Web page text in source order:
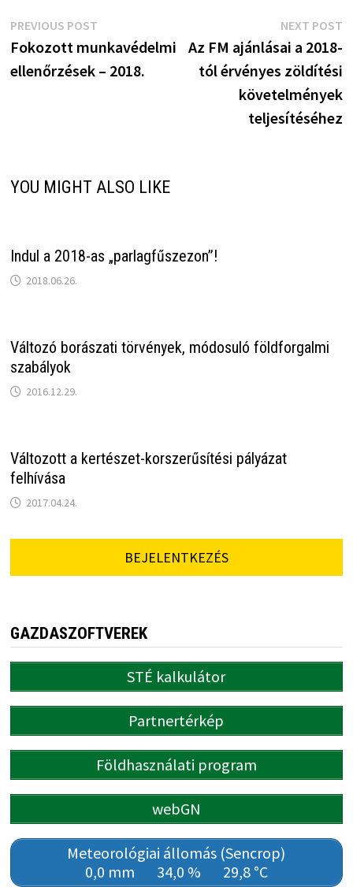
Bejegyzés
navigáció
PREVIOUS POSTPrevious
post:
Fokozott munkavédelmi
ellenőrzések – 2018.
NEXT POST
Az FM ajánlásai a 2018-
tól érvényes zöldítési
követelmények
teljesítéséhez
YOU MIGHT ALSO LIKE
Indul a 2018-as „parlagfűszezon”!
2018.06.26.
Változó borászati törvények, módosuló földforgalmi
szabályok
2016.12.29.
Változott a kertészet-korszerűsítési pályázat
felhívása
2017.04.24.
BEJELENTKEZÉS
GAZDASZOFTVEREK
STÉ kalkulátor
Partnertérkép
Földhasználati program
webGN
Meteorológiai állomás (Sencrop)
0,0 mm
34,0 % 29,8 °C